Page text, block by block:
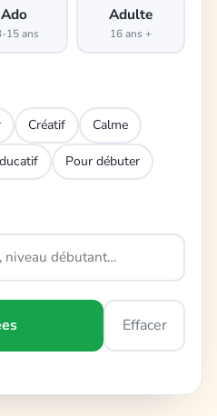
Ado
15 ans
Adulte
16 ans +
Créatif Calme
Pour débuter
Effacer